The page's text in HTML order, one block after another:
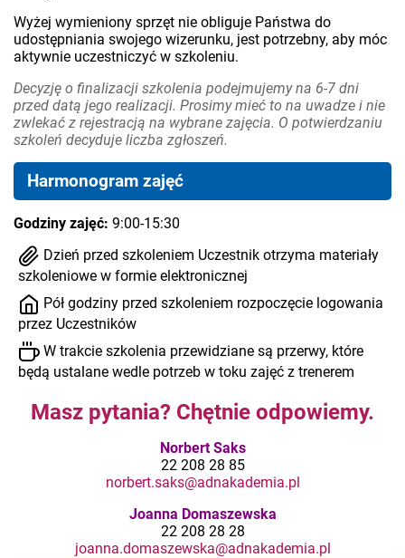
Wyżej wymieniony sprzęt nie obliguje Państwa do
udostępniania swojego wizerunku, jest potrzebny, aby móc
aktywnie uczestniczyć w szkoleniu.
Decyzję o finalizacji szkolenia podejmujemy na 6-7 dni
przed datą jego realizacji. Prosimy mieć to na uwadze i nie
zwlekać z rejestracją na wybrane zajęcia. O potwierdzaniu
szkoleń decyduje liczba zgłoszeń.
Harmonogram zajęć
Godziny zajęć: 9:00-15:30
Dzień przed szkoleniem Uczestnik otrzyma materiały
szkoleniowe w formie elektronicznej
Pół godziny przed szkoleniem rozpoczęcie logowania
przez Uczestników
W trakcie szkolenia przewidziane są przerwy, które
będą ustalane wedle potrzeb w toku zajęć z trenerem
Masz pytania? Chętnie odpowiemy.
Norbert Saks
22 208 28 85
norbert.saks@adnakademia.pl
Joanna Domaszewska
22 208 28 28
joanna.domaszewska@adnakademia.pl